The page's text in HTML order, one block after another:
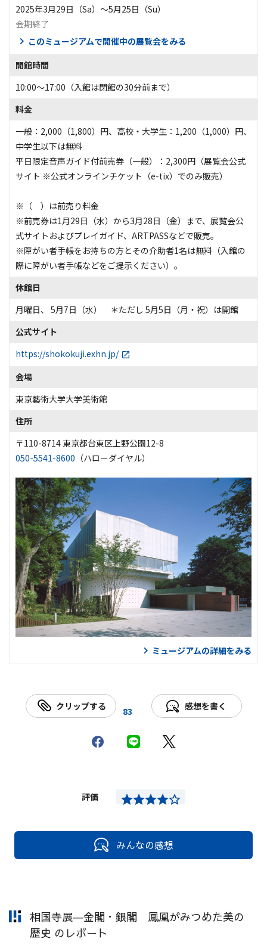
2025年3月29日（Sa）〜5月25日（Su）
会期終了
このミュージアムで開催中の展覧会をみる
開館時間
10:00～17:00（入館は閉館の30分前まで）
料金
一般：2,000（1,800）円、高校・大学生：1,200（1,000）円、
中学生以下は無料
平日限定音声ガイド付前売券（一般）：2,300円（展覧会公式
サイト ※公式オンラインチケット（e-tix）でのみ販売）
※（ ）は前売り料金
※前売券は1月29日（水）から3月28日（金）まで、展覧会公
式サイトおよびプレイガイド、ARTPASSなどで販売。
※障がい者手帳をお持ちの方とその介助者1名は無料（入館の
際に障がい者手帳などをご提示ください）。
休館日
月曜日、 5月7日（水） ＊ただし 5月5日（月・祝）は開館
公式サイト
https://shokokuji.exhn.jp/
会場
東京藝術大学大学美術館
住所
〒110-8714 東京都台東区上野公園12-8
050-5541-8600 （ハローダイヤル）
ミュージアムの詳細をみる
クリップする 83 感想を書く
評価
みんなの感想
相国寺展―金閣・銀閣 鳳凰がみつめた美の
歴史 のレポート